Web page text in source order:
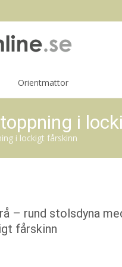
Orientmattor
i
i lockigt fårskinn
– rund stolsdyna
fårskinn